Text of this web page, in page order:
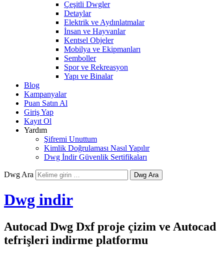
Çeşitli Dwgler
Detaylar
Elektrik ve Aydınlatmalar
İnsan ve Hayvanlar
Kentsel Objeler
Mobilya ve Ekipmanları
Semboller
Spor ve Rekreasyon
Yapı ve Binalar
Blog
Kampanyalar
Puan Satın Al
Giriş Yap
Kayıt Ol
Yardım
Şifremi Unuttum
Kimlik Doğrulaması Nasıl Yapılır
Dwg İndir Güvenlik Sertifikaları
Dwg Ara
Dwg indir
Autocad Dwg Dxf proje çizim ve Autocad
tefrişleri indirme platformu